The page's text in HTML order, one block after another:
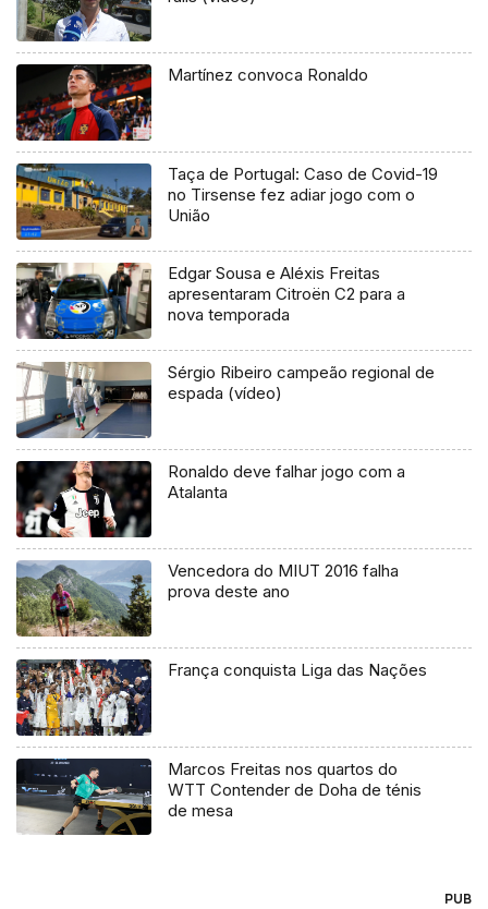
Martínez convoca Ronaldo
Taça de Portugal: Caso de Covid-19
no Tirsense fez adiar jogo com o
União
Edgar Sousa e Aléxis Freitas
apresentaram Citroën C2 para a
nova temporada
Sérgio Ribeiro campeão regional de
espada (vídeo)
Ronaldo deve falhar jogo com a
Atalanta
Vencedora do MIUT 2016 falha
prova deste ano
França conquista Liga das Nações
Marcos Freitas nos quartos do
WTT Contender de Doha de ténis
de mesa
PUB